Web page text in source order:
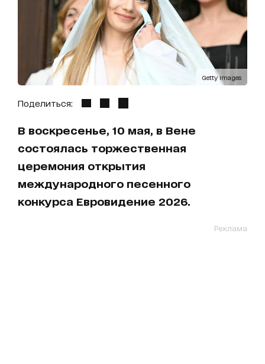
Getty Images
Поделиться:
В воскресенье, 10 мая, в Вене
состоялась торжественная
церемония открытия
международного песенного
конкурса Евровидение 2026.
Реклама